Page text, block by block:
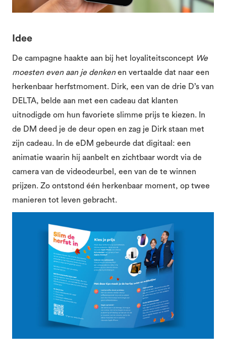
Idee
De campagne haakte aan bij het loyaliteitsconcept We
moesten even aan je denkenen vertaalde dat naar een
herkenbaar herfstmoment. Dirk, een van de drie D’s van
DELTA, belde aan met een cadeau dat klanten
uitnodigde om hun favoriete slimme prijs te kiezen. In
de DM deed je de deur open en zag je Dirk staan met
zijn cadeau. In de eDM gebeurde dat digitaal: een
animatie waarin hij aanbelt en zichtbaar wordt via de
camera van de videodeurbel, een van de te winnen
prijzen. Zo ontstond één herkenbaar moment, op twee
manieren tot leven gebracht.